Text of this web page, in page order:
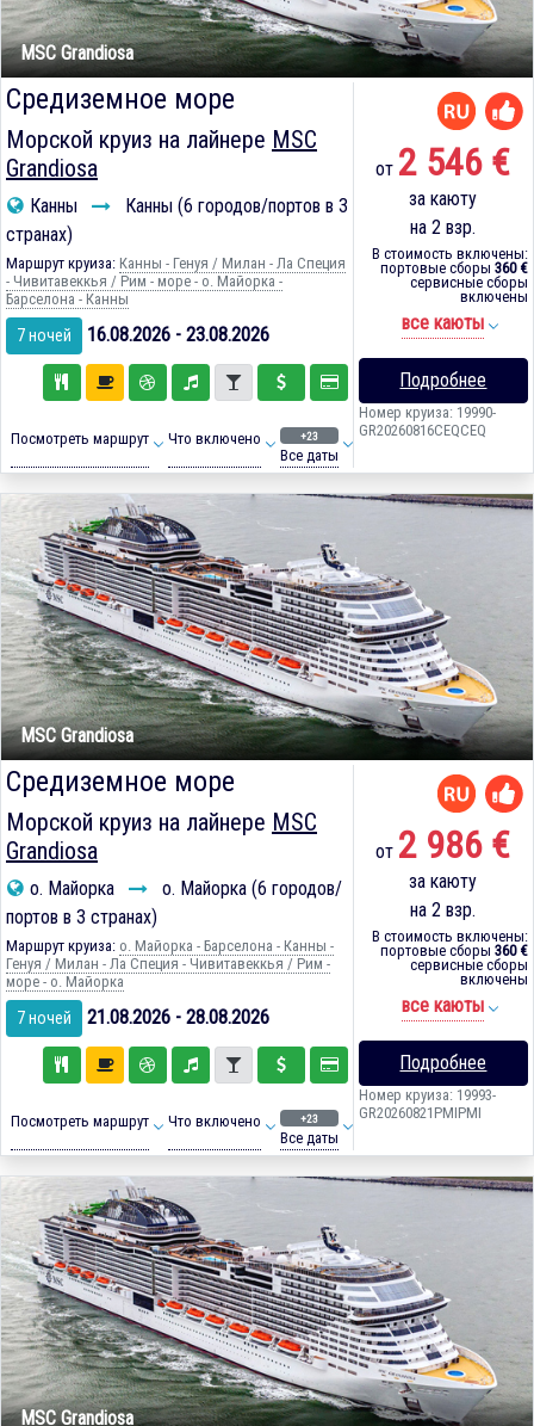
MSC Grandiosa
Средиземное море
Морской круиз на лайнере MSC
Grandiosa
Канны
Канны (6 городов/портов в 3
странах)
Маршрут круиза: Канны - Генуя / Милан - Ла Специя
- Чивитавеккья / Рим - море - о. Майорка -
Барселона - Канны
7 ночей 16.08.2026 - 23.08.2026
Посмотреть маршрут Что включено +23
Все даты
от 2 546 €
за каюту
на 2 взр.
В стоимость включены:
портовые сборы 360 €
сервисные сборы
включены
все каюты
Подробнее
Номер круиза: 19990-
GR20260816CEQCEQ
MSC Grandiosa
Средиземное море
Морской круиз на лайнере MSC
Grandiosa
о. Майорка
о. Майорка (6 городов/
портов в 3 странах)
Маршрут круиза: о. Майорка - Барселона - Канны -
Генуя / Милан - Ла Специя - Чивитавеккья / Рим -
море - о. Майорка
7 ночей 21.08.2026 - 28.08.2026
Посмотреть маршрут Что включено +23
Все даты
от 2 986 €
за каюту
на 2 взр.
В стоимость включены:
портовые сборы 360 €
сервисные сборы
включены
все каюты
Подробнее
Номер круиза: 19993-
GR20260821PMIPMI
MSC Grandiosa